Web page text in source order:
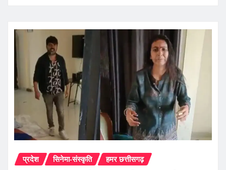
प्रदेश सिनेमा-संस्कृति हमर छत्तीसगढ़